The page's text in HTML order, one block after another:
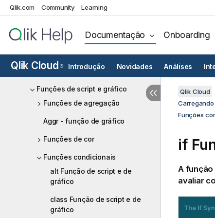
Qlik.com Community Learning
Documentação Onboarding
Qlik Cloud ® Introdução Novidades Análises
Trabalhando com variáveis no
editor de carregamento de dados
Expressões de script
Expressões de gráfico
Operadores
Funções de script e gráfico
Funções de agregação
Aggr - função de gráfico
Funções de cor
Funções condicionais
alt Função de script e de
gráfico
class Função de script e de
gráfico
Qlik Cloud
Funções
if
A função
avaliar